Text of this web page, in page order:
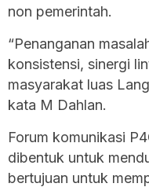
non pemerintah.
“Penanganan
konsistensi, sinergi
masyarakat luas
kata M Dahlan.
Forum komunikasi
dibentuk untuk
bertujuan untuk